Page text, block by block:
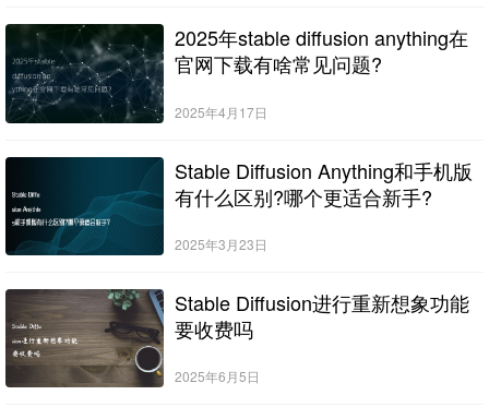
2025年stable diffusion anything在
官网下载有啥常见问题?
2025年4月17日
Stable Diffusion Anything和手机版
有什么区别?哪个更适合新手?
2025年3月23日
Stable Diffusion进行重新想象功能
要收费吗
2025年6月5日